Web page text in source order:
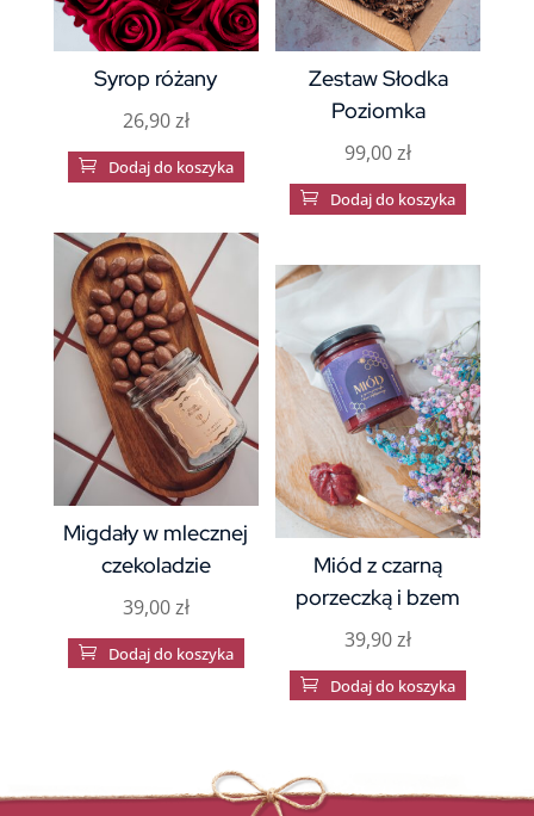
Syrop różany
26,90zł
 Dodaj do koszyka
Zestaw Słodka
Poziomka
99,00zł
 Dodaj do koszyka
Migdały w mlecznej
czekoladzie
39,00zł
 Dodaj do koszyka
Miód z czarną
porzeczką i bzem
39,90zł
 Dodaj do koszyka